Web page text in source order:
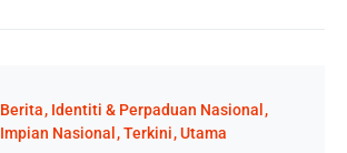
Berita Identiti & Perpaduan Nasional
Impian Nasional
Terkini Utama